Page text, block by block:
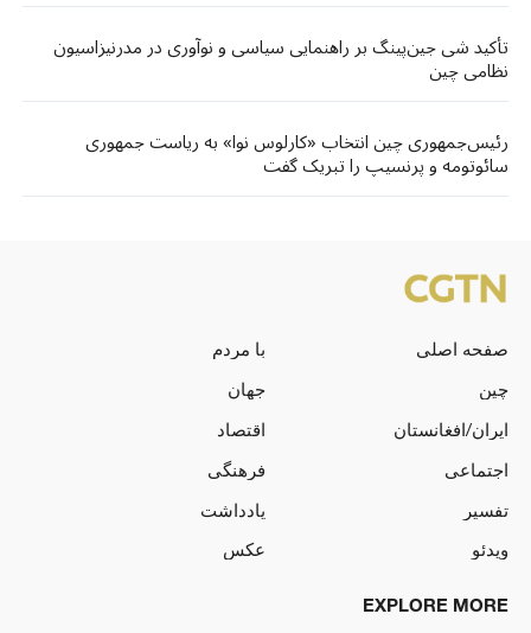
تأکید شی جین‌پینگ بر راهنمایی سیاسی و نوآوری در مدرنیزاسیون
نظامی چین
رئیس‌جمهوری چین انتخاب «کارلوس نوا» به ریاست جمهوری
سائوتومه و پرنسیپ را تبریک گفت
صفحه اصلی
با مردم
چین
جهان
ایران/افغانستان
اقتصاد
اجتماعی
فرهنگی
تفسیر
یادداشت
ویدئو
عکس
EXPLORE MORE